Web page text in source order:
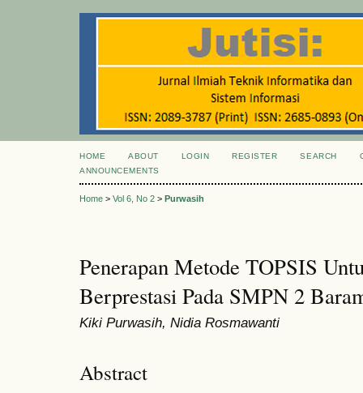
HOME ABOUT LOGIN REGISTER SEARCH
ANNOUNCEMENTS
Home > Vol 6, No 2 > Purwasih
Penerapan Metode TOPSIS
Berprestasi Pada SMPN 2
Kiki Purwasih, Nidia Rosmawanti
Abstract